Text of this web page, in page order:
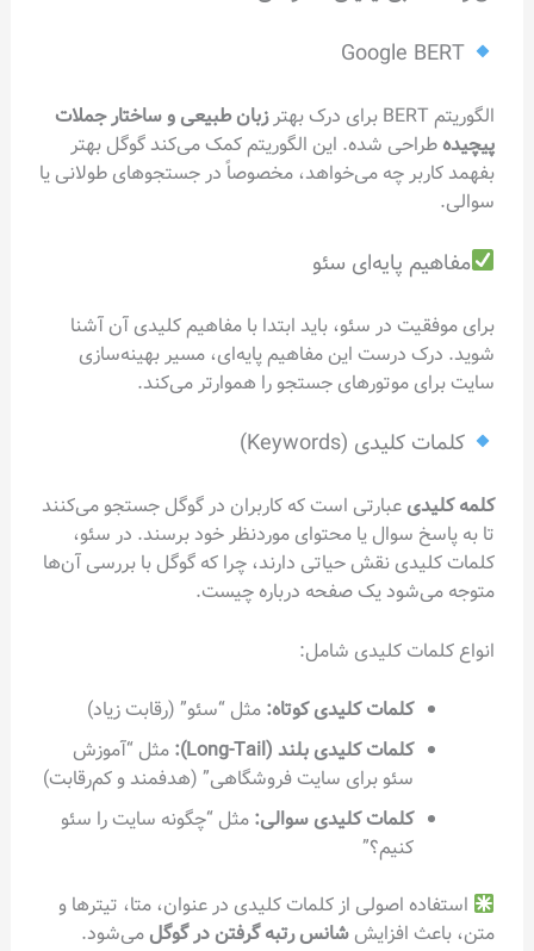
Google BERT
الگوریتم BERT برای درک بهتر
زبان طبیعی و ساختار جملات
پیچیده طراحی شده. این الگوریتم کمک می‌کند گوگل بهتر
بفهمد کاربر چه می‌خواهد، مخصوصاً در جستجوهای طولانی یا
سوالی.
مفاهیم پایه‌ای سئو
برای موفقیت در سئو، باید ابتدا با مفاهیم کلیدی آن آشنا
شوید. درک درست این مفاهیم پایه‌ای، مسیر بهینه‌سازی
سایت برای موتورهای جستجو را هموارتر می‌کند.
کلمات کلیدی (Keywords)
کلمه کلیدی عبارتی است که کاربران در گوگل جستجو می‌کنند
تا به پاسخ سوال یا محتوای موردنظر خود برسند. در سئو،
کلمات کلیدی نقش حیاتی دارند، چرا که گوگل با بررسی آن‌ها
متوجه می‌شود یک صفحه درباره چیست.
انواع کلمات کلیدی شامل:
کلمات کلیدی کوتاه: مثل “سئو” (رقابت زیاد)
کلمات کلیدی بلند (Long-Tail):
مثل “آموزش
سئو برای سایت فروشگاهی” (هدفمند و کم‌رقابت)
کلمات کلیدی سوالی: مثل “چگونه سایت را سئو
کنیم؟”
استفاده اصولی از کلمات کلیدی در عنوان، متا، تیترها و
متن، باعث افزایش شانس رتبه گرفتن در گوگل می‌شود.